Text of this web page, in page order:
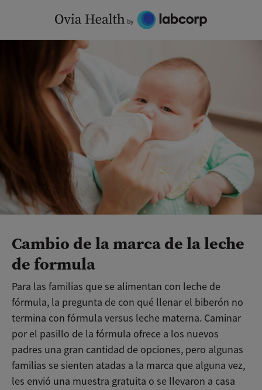
content
Cambio de la marca de la leche
de formula
Para las familias que se alimentan con leche de
fórmula, la pregunta de con qué llenar el biberón no
termina con fórmula versus leche materna. Caminar
por el pasillo de la fórmula ofrece a los nuevos
padres una gran cantidad de opciones, pero algunas
familias se sienten atadas a la marca que alguna vez,
les envió una muestra gratuita o se llevaron a casa